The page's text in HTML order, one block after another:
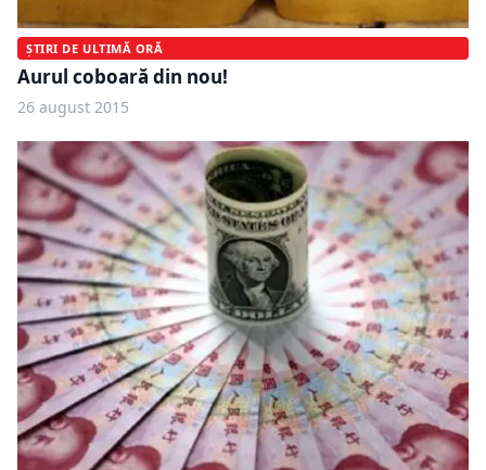
ȘTIRI DE ULTIMĂ ORĂ
Aurul coboară din nou!
26 august 2015